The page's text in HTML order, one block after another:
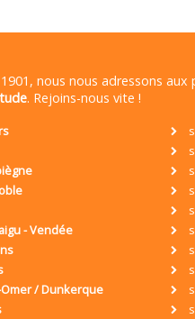
nous nous adressons aux
. Rejoins-nous vite !
- Vendée
/ Dunkerque